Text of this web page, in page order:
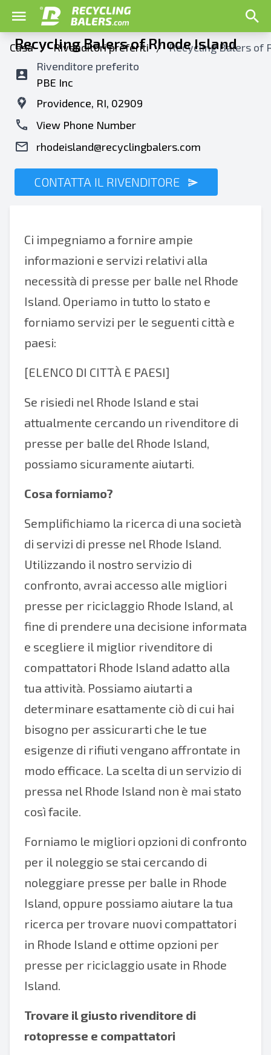
Casa / Rivenditori preferiti / Recycling Balers of
Recycling Balers of Rhode Island
Rivenditore preferito
PBE Inc
Providence, RI, 02909
View Phone Number
rhodeisland@recyclingbalers.com
CONTATTA IL RIVENDITORE
Ci impegniamo a fornire ampie
informazioni e servizi relativi alla
necessità di presse per balle nel Rhode
Island. Operiamo in tutto lo stato e
forniamo servizi per le seguenti città e
paesi:
[ELENCO DI CITTÀ E PAESI]
Se risiedi nel Rhode Island e stai
attualmente cercando un rivenditore di
presse per balle del Rhode Island,
possiamo sicuramente aiutarti.
Cosa forniamo?
Semplifichiamo la ricerca di una società
di servizi di presse nel Rhode Island.
Utilizzando il nostro servizio di
confronto, avrai accesso alle migliori
presse per riciclaggio Rhode Island, al
fine di prendere una decisione informata
e scegliere il miglior rivenditore di
compattatori Rhode Island adatto alla
tua attività. Possiamo aiutarti a
determinare esattamente ciò di cui hai
bisogno per assicurarti che le tue
esigenze di rifiuti vengano affrontate in
modo efficace. La scelta di un servizio di
pressa nel Rhode Island non è mai stato
così facile.
Forniamo le migliori opzioni di confronto
per il noleggio se stai cercando di
noleggiare presse per balle in Rhode
Island, oppure possiamo aiutare la tua
ricerca per trovare nuovi compattatori
in Rhode Island e ottime opzioni per
presse per riciclaggio usate in Rhode
Island.
Trovare il giusto rivenditore di
rotopresse e compattatori